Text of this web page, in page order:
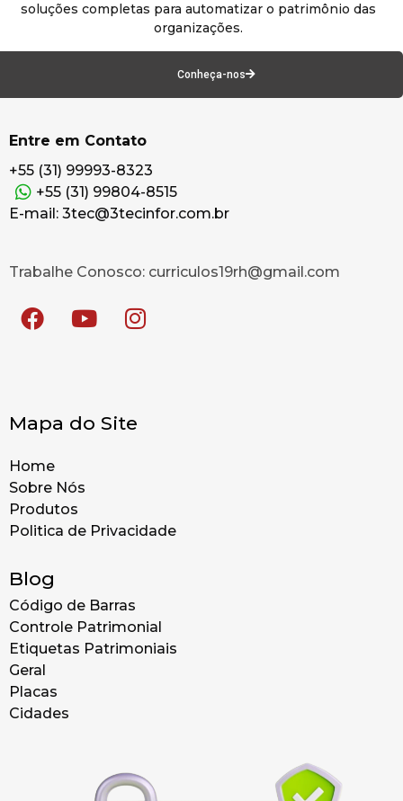
soluções completas para automatizar o patrimônio das
organizações.
Conheça-nos
Entre em Contato
+55 (31) 99993-8323
+55 (31) 99804-8515
E-mail: 3tec@3tecinfor.com.br
Trabalhe Conosco: curriculos19rh@gmail.com
Mapa do Site
Home
Sobre Nós
Produtos
Politica de Privacidade
Blog
Código de Barras
Controle Patrimonial
Etiquetas Patrimoniais
Geral
Placas
Cidades